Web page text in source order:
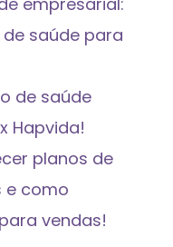
saúde para
de saúde
Hapvida!
planos de
e como
vendas!